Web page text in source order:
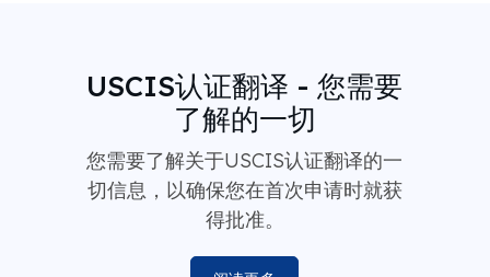
USCIS认证翻译 - 您需要
了解的一切
您需要了解关于USCIS认证翻译的一
切信息，以确保您在首次申请时就获
得批准。